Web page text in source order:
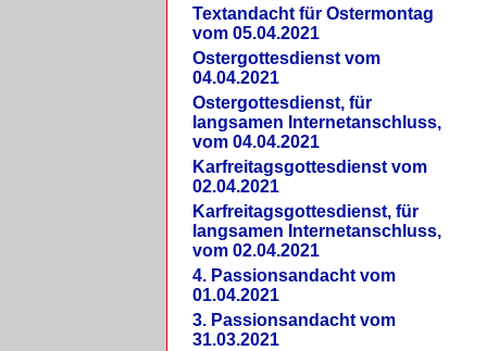
Textandacht für Ostermontag
vom 05.04.2021
Ostergottesdienst vom
04.04.2021
Ostergottesdienst, für
langsamen Internetanschluss,
vom 04.04.2021
Karfreitagsgottesdienst vom
02.04.2021
Karfreitagsgottesdienst, für
langsamen Internetanschluss,
vom 02.04.2021
4. Passionsandacht vom
01.04.2021
3. Passionsandacht vom
31.03.2021